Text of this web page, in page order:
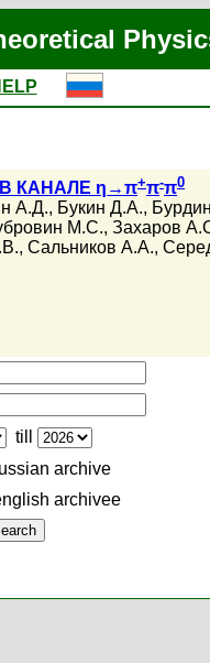
КАНАЛЕ η→π+π-π0
А.Д., Букин Д.А.,
М.С., Захаров
, Сальников А.А.,
till
archive
archiveе